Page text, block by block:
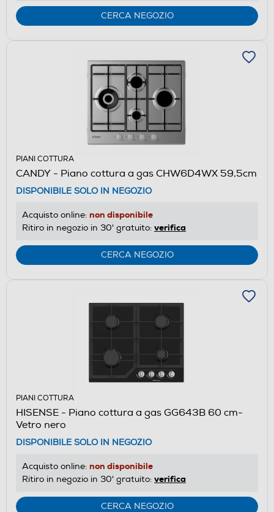
CERCA NEGOZIO
PIANI COTTURA
CANDY - Piano cottura a gas CHW6D4WX 59,5cm
DISPONIBILE SOLO IN NEGOZIO
Acquisto online: non disponibile
Ritiro in negozio in 30' gratuito: verifica
CERCA NEGOZIO
PIANI COTTURA
HISENSE - Piano cottura a gas GG643B 60 cm-
Vetro nero
DISPONIBILE SOLO IN NEGOZIO
Acquisto online: non disponibile
Ritiro in negozio in 30' gratuito: verifica
CERCA NEGOZIO